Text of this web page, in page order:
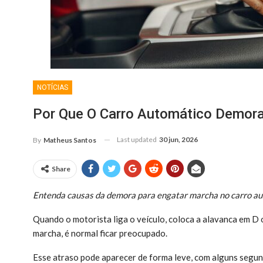
NOTÍCIAS
Por Que O Carro Automático
By Matheus Santos Last updated 30 jun, 2026
Share
Entenda causas da demora para engatar marcha no carro
Quando o motorista liga o veículo, coloca a alavanca em
marcha, é normal ficar preocupado.
Esse atraso pode aparecer de forma leve, com alguns